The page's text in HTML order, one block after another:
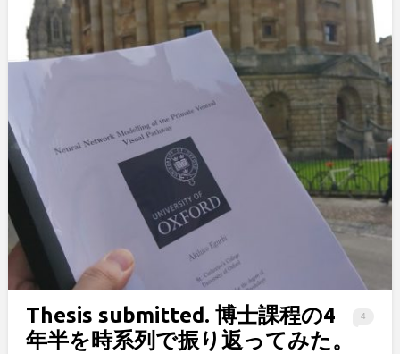
4
Thesis submitted. 博士課程の4
年半を時系列で振り返ってみた。